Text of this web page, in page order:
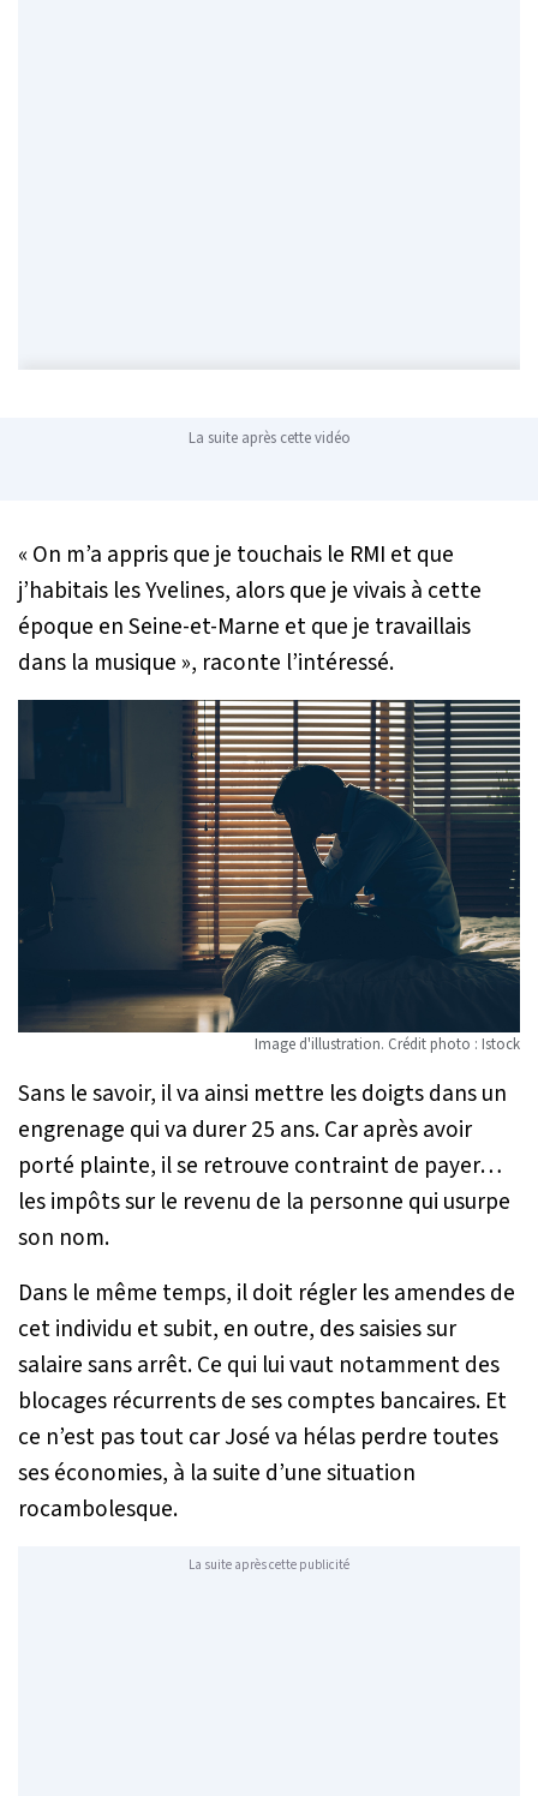
La suite après cette vidéo
« On m’a appris que je touchais le RMI et que
j’habitais les Yvelines, alors que je vivais à cette
époque en Seine-et-Marne et que je travaillais
dans la musique », raconte l’intéressé.
Image d'illustration. Crédit photo : Istock
Sans le savoir, il va ainsi mettre les doigts dans un
engrenage qui va durer 25 ans. Car après avoir
porté plainte, il se retrouve contraint de payer…
les impôts sur le revenu de la personne qui usurpe
son nom.
Dans le même temps, il doit régler les amendes de
cet individu et subit, en outre, des saisies sur
salaire sans arrêt. Ce qui lui vaut notamment des
blocages récurrents de ses comptes bancaires. Et
ce n’est pas tout car José va hélas perdre toutes
ses économies, à la suite d’une situation
rocambolesque.
La suite après cette publicité